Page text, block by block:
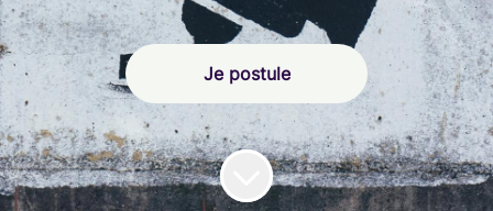
Je postule